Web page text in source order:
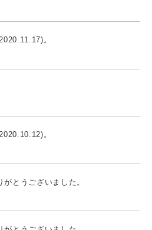
。
。
とうございました。